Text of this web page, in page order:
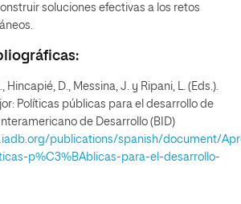
soluciones efectivas a los retos
Hincapié, D., Messina, J. y Ripani, L. (Eds.).
Políticas públicas para el desarrollo de
de Desarrollo (BID)
publications/spanish/document/
p%C3%BAblicas-para-el-desarrollo-